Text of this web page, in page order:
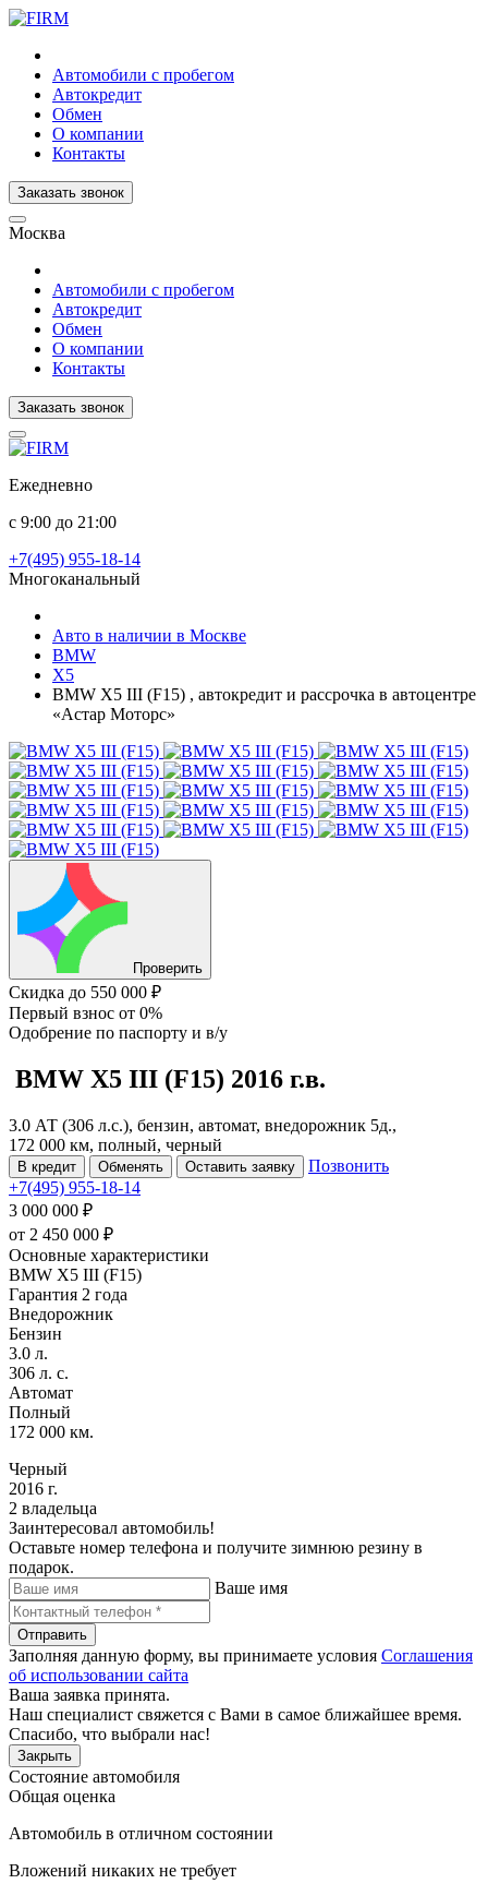
Автомобили с пробегом
Автокредит
Обмен
О компании
Контакты
Заказать звонок
Москва
Автомобили с пробегом
Автокредит
Обмен
О компании
Контакты
Заказать звонок
Ежедневно
с 9:00 до 21:00
+7(495) 955-18-14
Многоканальный
Авто в наличии в Москве
BMW
X5
BMW X5 III (F15) , автокредит и рассрочка в автоцентре
«Астар Моторс»
Проверить
Скидка до 550 000 ₽
Первый взнос от 0%
Одобрение по паспорту и в/у
BMW X5 III (F15) 2016 г.в.
3.0 АТ (306 л.с.), бензин, автомат, внедорожник 5д.,
172 000 км, полный, черный
В кредит Обменять Оставить заявку
Позвонить
+7(495) 955-18-14
3 000 000 ₽
от 2 450 000 ₽
Основные характеристики
BMW X5 III (F15)
Гарантия 2 года
Внедорожник
Бензин
3.0 л.
306 л. с.
Автомат
Полный
172 000 км.
Черный
2016 г.
2 владельца
Заинтересовал автомобиль!
Оставьте номер телефона и получите зимнюю резину в
подарок.
Ваше имя
Отправить
Заполняя данную форму, вы принимаете условия Соглашения
об использовании сайта
Ваша заявка принята.
Наш специалист свяжется с Вами в самое ближайшее время.
Спасибо, что выбрали нас!
Закрыть
Состояние автомобиля
Общая оценка
Автомобиль в отличном состоянии
Вложений никаких не требует